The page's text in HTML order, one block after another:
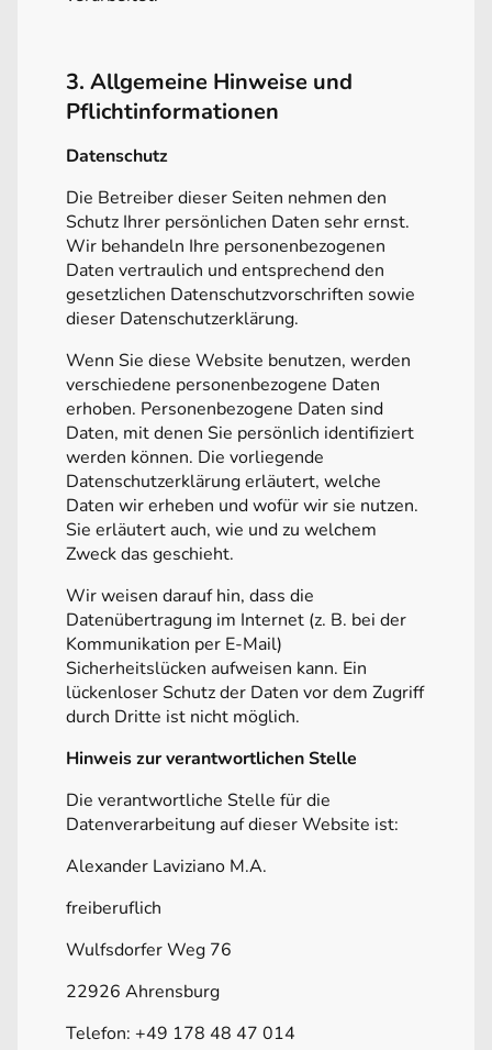
3. Allgemeine Hinweise und
Pflichtinformationen
Datenschutz
Die Betreiber dieser Seiten nehmen den
Schutz Ihrer persönlichen Daten sehr ernst.
Wir behandeln Ihre personenbezogenen
Daten vertraulich und entsprechend den
gesetzlichen Datenschutzvorschriften sowie
dieser Datenschutzerklärung.
Wenn Sie diese Website benutzen, werden
verschiedene personenbezogene Daten
erhoben. Personenbezogene Daten sind
Daten, mit denen Sie persönlich identifiziert
werden können. Die vorliegende
Datenschutzerklärung erläutert, welche
Daten wir erheben und wofür wir sie nutzen.
Sie erläutert auch, wie und zu welchem
Zweck das geschieht.
Wir weisen darauf hin, dass die
Datenübertragung im Internet (z. B. bei der
Kommunikation per E-Mail)
Sicherheitslücken aufweisen kann. Ein
lückenloser Schutz der Daten vor dem Zugriff
durch Dritte ist nicht möglich.
Hinweis zur verantwortlichen Stelle
Die verantwortliche Stelle für die
Datenverarbeitung auf dieser Website ist:
Alexander Laviziano M.A.
freiberuflich
Wulfsdorfer Weg 76
22926 Ahrensburg
Telefon: +49 178 48 47 014